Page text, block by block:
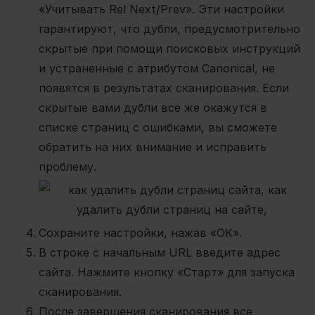
«Учитывать Rel Next/Prev». Эти настройки
гарантируют, что дубли, предусмотрительно
скрытые при помощи поисковых инструкций
и устраненные с атрибутом Canonical, не
появятся в результатах сканирования. Если
скрытые вами дубли все же окажутся в
списке страниц с ошибками, вы сможете
обратить на них внимание и исправить
проблему.
Сохраните настройки, нажав «ОК».
В строке с начальным URL введите адрес
сайта. Нажмите кнопку «Старт» для запуска
сканирования.
После завершения сканирования все